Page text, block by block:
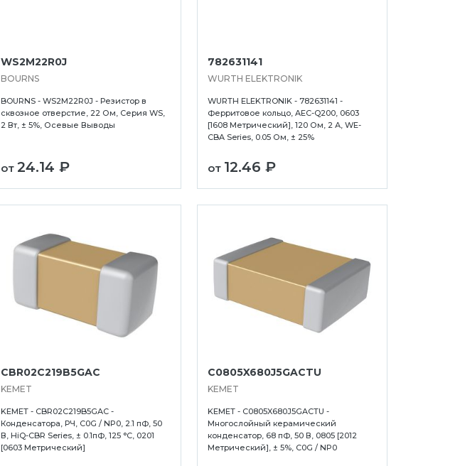
WS2M22R0J
BOURNS
BOURNS - WS2M22R0J - Резистор в
сквозное отверстие, 22 Ом, Серия WS,
2 Вт, ± 5%, Осевые Выводы
от 24.14 ₽
782631141
WURTH ELEKTRONIK
WURTH ELEKTRONIK - 782631141 -
Ферритовое кольцо, AEC-Q200, 0603
[1608 Метрический], 120 Ом, 2 А, WE-
CBA Series, 0.05 Ом, ± 25%
от 12.46 ₽
CBR02C219B5GAC
KEMET
KEMET - CBR02C219B5GAC -
Конденсатора, РЧ, C0G / NP0, 2.1 пФ, 50
В, HiQ-CBR Series, ± 0.1пФ, 125 °C, 0201
[0603 Метрический]
C0805X680J5GACTU
KEMET
KEMET - C0805X680J5GACTU -
Многослойный керамический
конденсатор, 68 пФ, 50 В, 0805 [2012
Метрический], ± 5%, C0G / NP0